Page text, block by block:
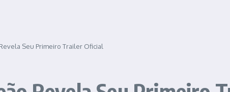
Seu Primeiro Trailer Oficial